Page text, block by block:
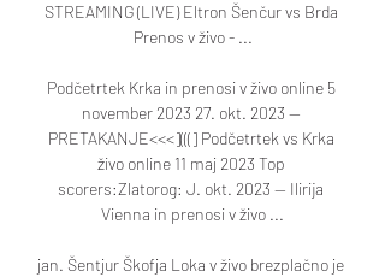
STREAMING (LIVE) Eltron Šenčur vs Brda
Prenos v živo - ...
Podčetrtek Krka in prenosi v živo online 5
november 2023 27. okt. 2023 —
PRETAKANJE<<<](((] Podčetrtek vs Krka
živo online 11 maj 2023 Top
scorers:Zlatorog: J. okt. 2023 — Ilirija
Vienna in prenosi v živo ...
jan. Šentjur Škofja Loka v živo brezplačno je